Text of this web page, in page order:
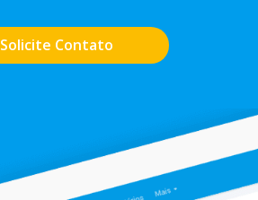
Solicite Contato